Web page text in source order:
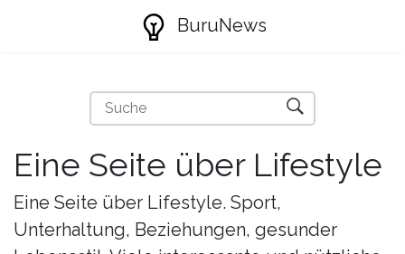
BuruNews
Eine Seite über Lifestyle
Eine Seite über Lifestyle. Sport,
Unterhaltung, Beziehungen, gesunder